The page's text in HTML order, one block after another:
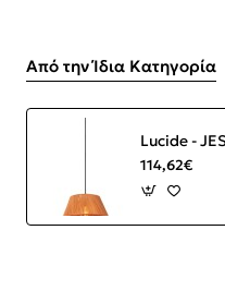
Από την Ίδια Κατηγορία
114,62€